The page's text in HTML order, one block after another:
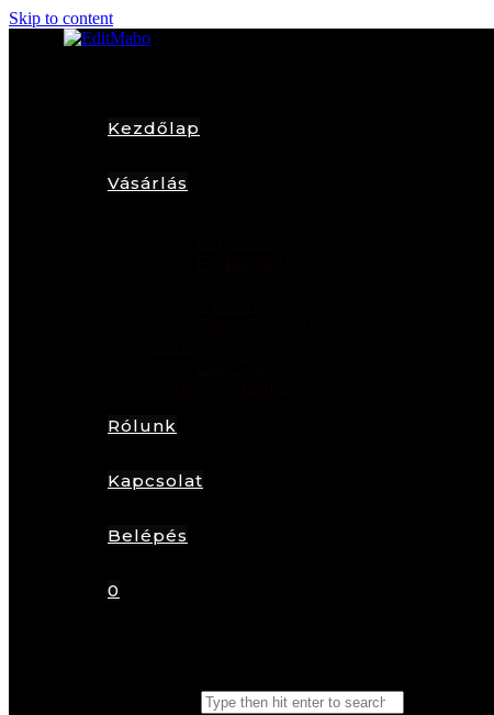
Skip to content
Kezdőlap
Vásárlás
Rólunk
Kapcsolat
Belépés
0